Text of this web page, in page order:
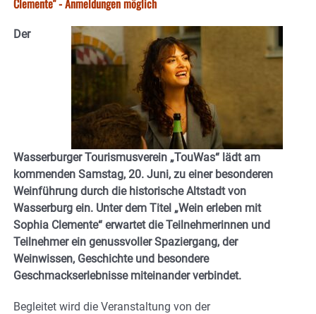
Der
Wasserburger Tourismusverein „TouWas“ lädt am
kommenden Samstag, 20. Juni, zu einer besonderen
Weinführung durch die historische Altstadt von
Wasserburg ein. Unter dem Titel „Wein erleben mit
Sophia Clemente“ erwartet die Teilnehmerinnen und
Teilnehmer ein genussvoller Spaziergang, der
Weinwissen, Geschichte und besondere
Geschmackserlebnisse miteinander verbindet.
Begleitet wird die Veranstaltung von der